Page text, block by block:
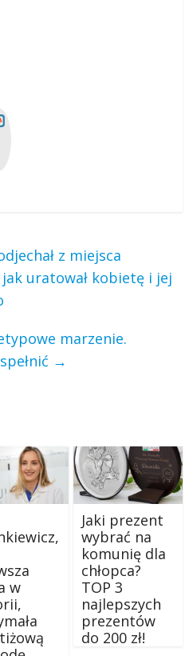
z miejsca
uratował kobietę i jej
marzenie.
→
w
Jaki prezent
wybrać na
komunię dla
chłopca?
TOP 3
najlepszych
prezentów
do 200 zł!